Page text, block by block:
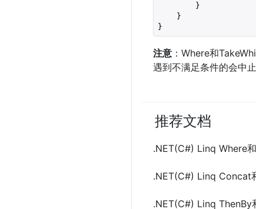
        }
    }
}
注意 ：Where和
遇到不满足条件的会中止
推荐文档
.NET(C#) Linq Where
.NET(C#) Linq Concat
.NET(C#) Linq ThenBy